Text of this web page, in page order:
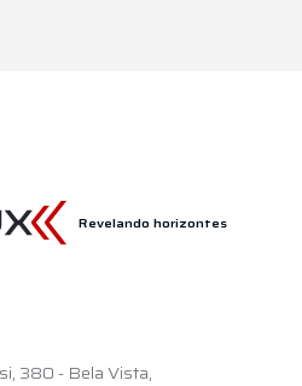
Revelando horizontes
380 - Bela Vista,